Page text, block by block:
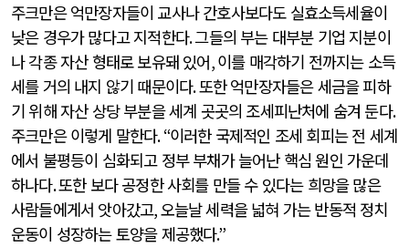
주크만은 억만장자들이 교사나 간호사보다도 실효소득세율이
낮은 경우가 많다고 지적한다.그들의 부는 대부분 기업 지분이
나 각종 자산 형태로 보유돼 있어,이를 매각하기 전까지는 소득
세를 거의 내지 않기 때문이다.또한 억만장자들은 세금을 피하
기 위해 자산 상당 부분을 세계 곳곳의 조세피난처에 숨겨 둔다.
주크만은 이렇게 말한다. “이러한 국제적인 조세 회피는 전 세계
에서 불평등이 심화되고 정부 부채가 늘어난 핵심 원인 가운데
하나다.또한 보다 공정한 사회를 만들 수 있다는 희망을 많은
사람들에게서 앗아갔고,오늘날 세력을 넓혀 가는 반동적 정치
운동이 성장하는 토양을 제공했다.”